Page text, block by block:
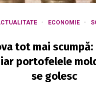
ECONOMIE
tot mai
iar portofelele
se golesc